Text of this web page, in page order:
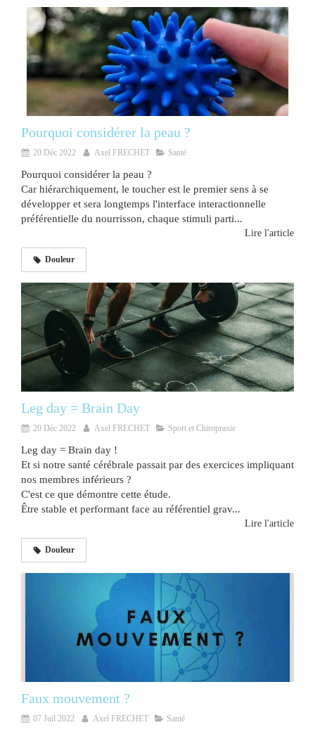
Pourquoi considérer la peau ?
20 Déc 2022 Axel FRECHET Santé
Pourquoi considérer la peau ?
Car hiérarchiquement, le toucher est le premier sens à se
développer et sera longtemps l'interface interactionnelle
préférentielle du nourrisson, chaque stimuli parti...
Lire l'article
Douleur
Leg day = Brain Day
20 Déc 2022 Axel FRECHET Sport et Chiropraxie
Leg day = Brain day !
Et si notre santé cérébrale passait par des exercices impliquant
nos membres inférieurs ?
C'est ce que démontre cette étude.
Être stable et performant face au référentiel grav...
Lire l'article
Douleur
Faux mouvement ?
07 Juil 2022 Axel FRECHET Santé